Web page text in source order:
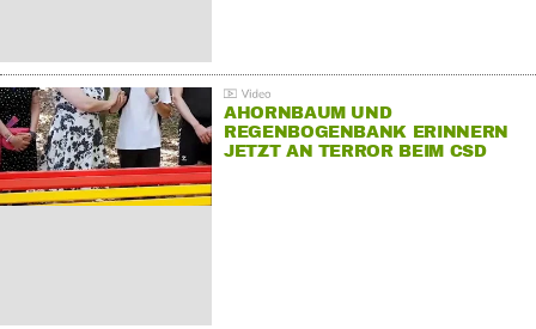
AHORNBAUM UND
REGENBOGENBANK ERINNERN
JETZT AN TERROR BEIM CSD